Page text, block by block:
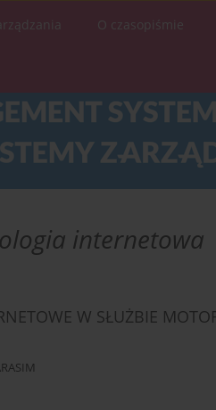
O czasopiśmie
internetowa
W SŁUŻBIE